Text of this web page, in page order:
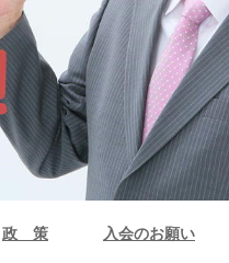
政 策 入会のお願い